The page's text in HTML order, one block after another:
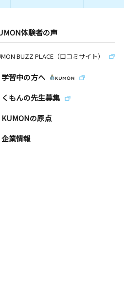
体験者の声
BUZZ PLACE（口コミサイト）
学習中の方へ
くもんの先生募集
KUMONの原点
企業情報